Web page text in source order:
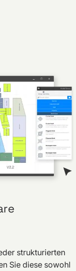
strukturierten
Sie diese sowohl